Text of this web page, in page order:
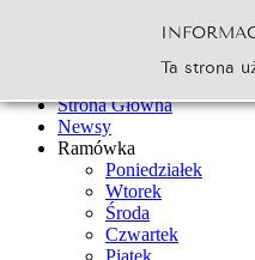
Strona Główna
Newsy
Ramówka
Poniedziałek
Wtorek
Środa
Czwartek
Piątek
Ta strona